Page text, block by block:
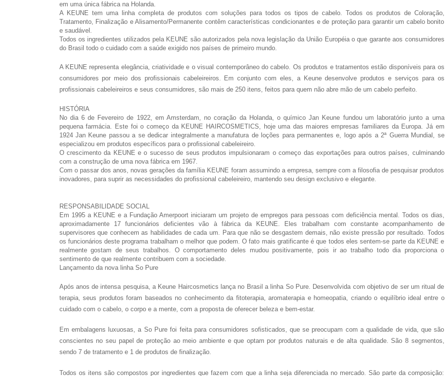
em uma única fábrica na Holanda.
A KEUNE tem uma linha completa de produtos com soluções para todos os tipos de cabelo. Todos os produtos de Coloração,
Tratamento, Finalização e Alisamento/Permanente contêm características condicionantes e de proteção para garantir um cabelo bonito
e saudável.
Todos os ingredientes utilizados pela KEUNE são autorizados pela nova legislação da União Européia o que garante aos consumidores
do Brasil todo o cuidado com a saúde exigido nos países de primeiro mundo.
A KEUNE representa elegância, criatividade e o visual contemporâneo do cabelo. Os produtos e tratamentos estão disponíveis para os
consumidores por meio dos profissionais cabeleireiros. Em conjunto com eles, a Keune desenvolve produtos e serviços para os
profissionais cabeleireiros e seus consumidores, são mais de 250 itens, feitos para quem não abre mão de um cabelo perfeito.
HISTÓRIA
No dia 6 de Fevereiro de 1922, em Amsterdam, no coração da Holanda, o químico Jan Keune fundou um laboratório junto a uma
pequena farmácia. Este foi o começo da KEUNE HAIRCOSMETICS, hoje uma das maiores empresas familiares da Europa. Já em
1924 Jan Keune passou a se dedicar integralmente a manufatura de loções para permanentes e, logo após a 2ª Guerra Mundial, se
especializou em produtos específicos para o profissional cabeleireiro.
O crescimento da KEUNE e o sucesso de seus produtos impulsionaram o começo das exportações para outros países, culminando
com a construção de uma nova fábrica em 1967.
Com o passar dos anos, novas gerações da família KEUNE foram assumindo a empresa, sempre com a filosofia de pesquisar produtos
inovadores, para suprir as necessidades do profissional cabeleireiro, mantendo seu design exclusivo e elegante.
RESPONSABILIDADE SOCIAL
Em 1995 a KEUNE e a Fundação Amerpoort iniciaram um projeto de empregos para pessoas com deficiência mental. Todos os dias,
aproximadamente 17 funcionários deficientes vão à fábrica da KEUNE. Eles trabalham com constante acompanhamento de
supervisores que conhecem as habilidades de cada um. Para que não se desgastem demais, não existe pressão por resultado. Todos
os funcionários deste programa trabalham o melhor que podem. O fato mais gratificante é que todos eles sentem-se parte da KEUNE e
realmente gostam de seus trabalhos. O comportamento deles mudou positivamente, pois ir ao trabalho todo dia proporciona o
sentimento de que realmente contribuem com a sociedade.
Lançamento da nova linha So Pure
Após anos de intensa pesquisa, a Keune Haircosmetics lança no Brasil a linha So Pure. Desenvolvida com objetivo de ser um ritual de
terapia, seus produtos foram baseados no conhecimento da fitoterapia, aromaterapia e homeopatia, criando o equilíbrio ideal entre o
cuidado com o cabelo, o corpo e a mente, com a proposta de oferecer beleza e bem-estar.
Em embalagens luxuosas, a So Pure foi feita para consumidores sofisticados, que se preocupam com a qualidade de vida, que são
conscientes no seu papel de proteção ao meio ambiente e que optam por produtos naturais e de alta qualidade. São 8 segmentos,
sendo 7 de tratamento e 1 de produtos de finalização.
Todos os itens são compostos por ingredientes que fazem com que a linha seja diferenciada no mercado. São parte da composição: